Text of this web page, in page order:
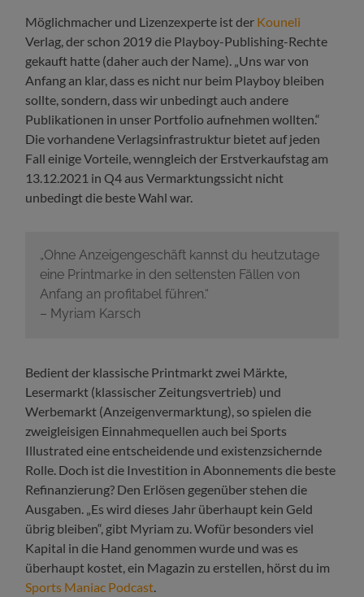
Möglichmacher und Lizenzexperte ist der Kouneli
Verlag, der schon 2019 die Playboy-Publishing-Rechte
gekauft hatte (daher auch der Name). „Uns war von
Anfang an klar, dass es nicht nur beim Playboy bleiben
sollte, sondern, dass wir unbedingt auch andere
Publikationen in unser Portfolio aufnehmen wollten.“
Die vorhandene Verlagsinfrastruktur bietet auf jeden
Fall einige Vorteile, wenngleich der Erstverkaufstag am
13.12.2021 in Q4 aus Vermarktungssicht nicht
unbedingt die beste Wahl war.
„Ohne Anzeigengeschäft kannst du heutzutage
eine Printmarke in den seltensten Fällen von
Anfang an profitabel führen.“
– Myriam Karsch
Bedient der klassische Printmarkt zwei Märkte,
Lesermarkt (klassischer Zeitungsvertrieb) und
Werbemarkt (Anzeigenvermarktung), so spielen die
zweigleisigen Einnahmequellen auch bei Sports
Illustrated eine entscheidende und existenzsichernde
Rolle. Doch ist die Investition in Abonnements die beste
Refinanzierung? Den Erlösen gegenüber stehen die
Ausgaben. „Es wird dieses Jahr überhaupt kein Geld
übrig bleiben“, gibt Myriam zu. Wofür besonders viel
Kapital in die Hand genommen wurde und was es
überhaupt kostet, ein Magazin zu erstellen, hörst du im
Sports Maniac Podcast.